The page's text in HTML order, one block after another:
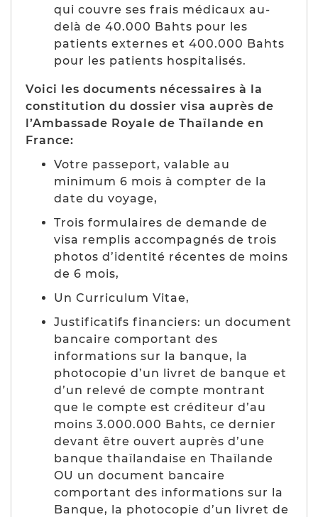
qui couvre ses frais médicaux au-
delà de 40.000 Bahts pour les
patients externes et 400.000 Bahts
pour les patients hospitalisés.
Voici les documents nécessaires à la
constitution du dossier visa auprès de
l’Ambassade Royale de Thaïlande en
France:
Votre passeport, valable au
minimum 6 mois à compter de la
date du voyage,
Trois formulaires de demande de
visa remplis accompagnés de trois
photos d’identité récentes de moins
de 6 mois,
Un Curriculum Vitae,
Justificatifs financiers: un document
bancaire comportant des
informations sur la banque, la
photocopie d’un livret de banque et
d’un relevé de compte montrant
que le compte est créditeur d’au
moins 3.000.000 Bahts, ce dernier
devant être ouvert auprès d’une
banque thaïlandaise en Thaïlande
OU un document bancaire
comportant des informations sur la
Banque, la photocopie d’un livret de